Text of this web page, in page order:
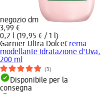
negozio dm
3,99 €
0,2 l (19,95 € / 1 l)
Garnier Ultra DolceCrema
modellante Idratazione d'Uva,
200 ml
(3)
Disponibile per la
consegna